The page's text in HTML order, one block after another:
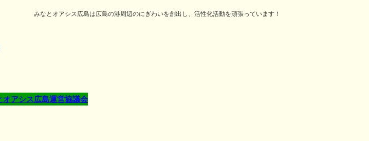
みなとオアシス広島は広島の港周辺のにぎわいを創出し、活性化活動を頑張っています！